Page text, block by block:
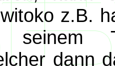
z.B.
seinem
dann